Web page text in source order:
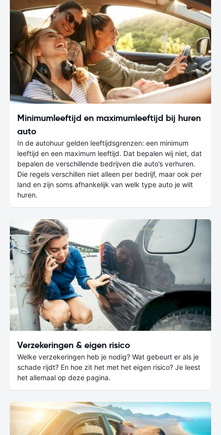
Minimumleeftijd en maximumleeftijd bij huren
auto
In de autohuur gelden leeftijdsgrenzen: een minimum
leeftijd en een maximum leeftijd. Dat bepalen wij niet, dat
bepalen de verschillende bedrijven die auto’s verhuren.
Die regels verschillen niet alleen per bedrijf, maar ook per
land en zijn soms afhankelijk van welk type auto je wilt
huren.
Verzekeringen & eigen risico
Welke verzekeringen heb je nodig? Wat gebeurt er als je
schade rijdt? En hoe zit het met het eigen risico? Je leest
het allemaal op deze pagina.